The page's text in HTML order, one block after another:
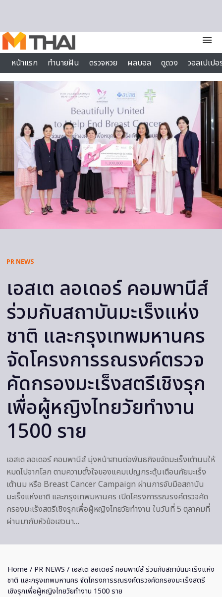
menu
หน้าแรก
ทำนายฝัน ตรวจหวย ผลบอล ดูดวง
วอลเปเป
ไลฟ์สไตล์
PR NEWS
เอสเต ลอเดอร์ คอมพานีส์
ร่วมกับสถาบันมะเร็งแห่ง
ชาติ และกรุงเทพมหานคร
จัดโครงการรณรงค์ตรวจ
คัดกรองมะเร็งสตรีเชิงรุก
เพื่อผู้หญิงไทยวัยทำงาน
1500 ราย
เอสเต ลอเดอร์ คอมพานีส์ มุ่งหน้าสานต่อพันธกิจขจัดมะเร็งเต้านมให้
หมดไปจากโลก ตามความตั้งใจของแคมเปญกระตุ้นเตือนภัยมะเร็ง
เต้านม หรือ Breast Cancer Campaign ผ่านการจับมือสถาบัน
มะเร็งแห่งชาติ และกรุงเทพมหานคร เปิดโครงการรณรงค์ตรวจคัด
กรองมะเร็งสตรีเชิงรุกเพื่อผู้หญิงไทยวัยทำงาน ในวันที่ 5 ตุลาคมที่
ผ่านมากับหัวข้อเสวนา…
Home / PR NEWS / เอสเต ลอเดอร์ คอมพานีส์ ร่วมกับสถาบันมะเร็งแห่ง
ชาติ และกรุงเทพมหานคร จัดโครงการรณรงค์ตรวจคัดกรองมะเร็งสตรี
เชิงรุกเพื่อผู้หญิงไทยวัยทำงาน 1500 ราย